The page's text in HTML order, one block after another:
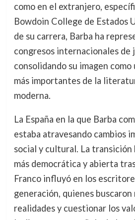
como en el extranjero,
Bowdoin College de Estados
de su carrera, Barba ha
congresos internacionales de
consolidando su imagen como
más importantes de la
moderna.
La España en la que Barba
estaba atravesando cambios
social y cultural. La transición
más democrática y abierta
Franco influyó en los
generación, quienes
realidades y cuestionar los